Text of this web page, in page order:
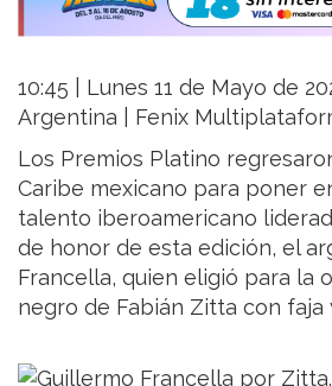
10:45 | Lunes 11 de Mayo de
Argentina | Fenix
Los Premios Platino
Caribe mexicano para poner
talento iberoamericano
de honor de esta edición, el
Francella, quien eligió para la
negro de Fabián Zitta con faja